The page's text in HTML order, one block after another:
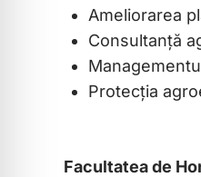
Ameliorarea
Consultanță
Protecția
Facultatea de